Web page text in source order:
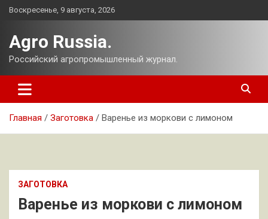
Перейти
Воскресенье, 9 августа, 2026
Agro Russia.
Российский агропромышленный журнал.
Главная Заготовка Варенье из моркови с лимоном
ЗАГОТОВКА
Варенье из моркови с лимоном